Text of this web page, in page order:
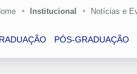
Institucional Notícias e
PÓS-GRADUAÇÃO